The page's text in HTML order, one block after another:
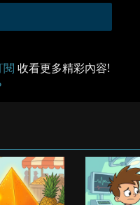
閱 收看更多精彩內容!